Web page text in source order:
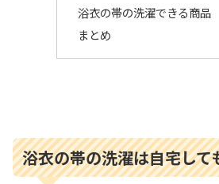
浴衣の帯の洗濯できる商品
まとめ
浴衣の帯の洗濯は自宅して